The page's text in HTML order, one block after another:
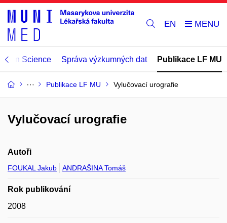
EN
Open Science Správa výzkumných dat Publikace LF MU
Publikace LF MU Vylučovací urografie
Vylučovací urografie
Autoři
FOUKAL Jakub ANDRAŠINA Tomáš
Rok publikování
2008